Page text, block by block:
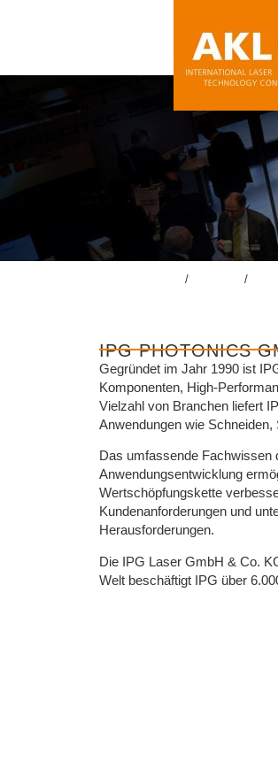
/ /
IPG PHOTONICS
Gegründet im Jahr 1990 ist
Komponenten, High-
Vielzahl von Branchen liefert
Anwendungen wie
Das umfassende Fachwissen
Anwendungsentwicklung
Wertschöpfungskette
Kundenanforderungen und
Herausforderungen.
Die IPG Laser GmbH & Co.
Welt beschäftigt IPG über